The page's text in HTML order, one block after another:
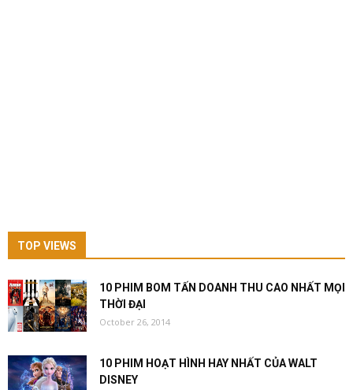
TOP VIEWS
10 PHIM BOM TẤN DOANH THU CAO NHẤT MỌI
THỜI ĐẠI
October 26, 2014
10 PHIM HOẠT HÌNH HAY NHẤT CỦA WALT
DISNEY